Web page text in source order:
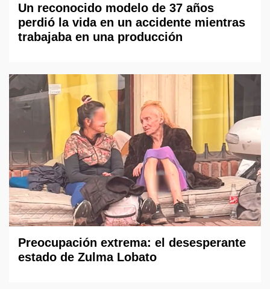
Un reconocido modelo de 37 años
perdió la vida en un accidente mientras
trabajaba en una producción
Preocupación extrema: el desesperante
estado de Zulma Lobato